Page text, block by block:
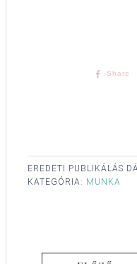
Share
EREDETI PUBLIKÁLÁS
KATEGÓRIA: MUNKA